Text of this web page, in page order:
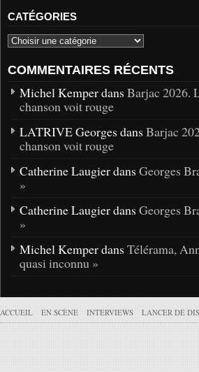
CATÉGORIES
COMMENTAIRES RÉCENTS
Michel Kemper dans Barjac 2026.
chanson voit rouge
LATRIVE Georges dans Barjac
chanson voit rouge
Catherine Laugier dans Georges
»
Catherine Laugier dans Georges
»
Michel Kemper dans Télérama,
quasi inconnu »
ACCUEIL EN SCÈNE INTERVIEWS LANCER DE